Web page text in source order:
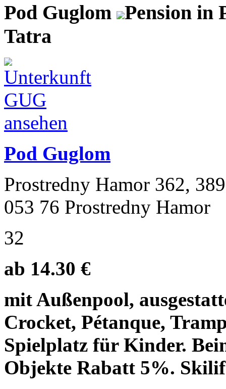
Pod Guglom Pension in
Tatra
Pod Guglom
Prostredny Hamor 362, 389
053 76 Prostredny Hamor
32
ab 14.30 €
mit Außenpool,
Crocket, Pétanque,
Spielplatz für Kinder.
Objekte Rabatt 5%.